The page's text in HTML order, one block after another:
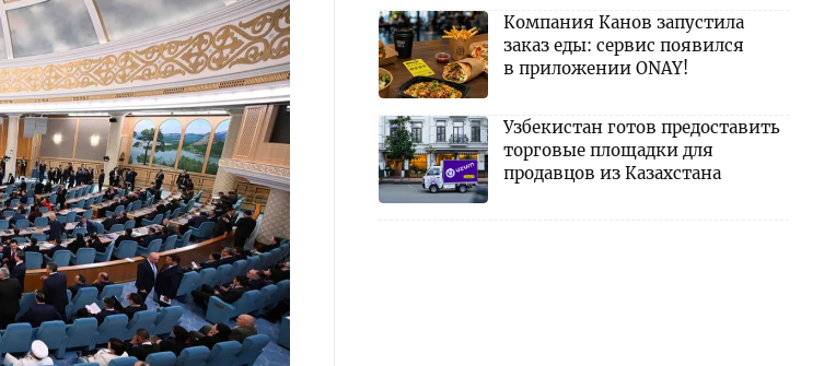
Компания Канов запустила
заказ еды: сервис появился
в приложении ONAY!
Узбекистан готов предоставить
торговые площадки для
продавцов из Казахстана